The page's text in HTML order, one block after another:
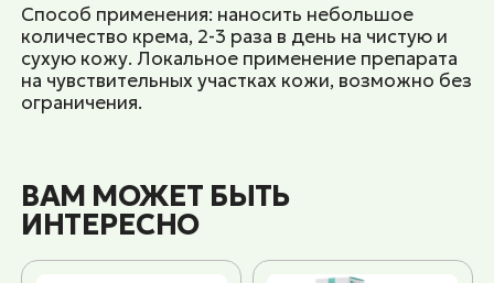
Способ применения: наносить небольшое
количество крема, 2-3 раза в день на чистую и
сухую кожу. Локальное применение препарата
на чувствительных участках кожи, возможно без
ограничения.
ВАМ МОЖЕТ БЫТЬ
ИНТЕРЕСНО